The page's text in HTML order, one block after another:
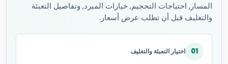
المسار, احتياجات التحجيم, خيارات المبرد, وتفاصيل التعبئة
والتغليف قبل أن تطلب عرض أسعار.
01 اختيار التعبئة والتغليف